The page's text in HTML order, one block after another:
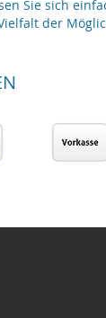
Sie sich
der